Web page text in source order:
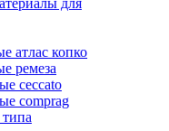
для
атлас копко
ремеза
ceccato
comprag